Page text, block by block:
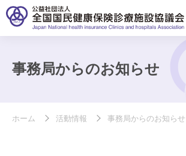
事務局からのお知らせ
ホーム 活動情報 事務局からのお知らせ